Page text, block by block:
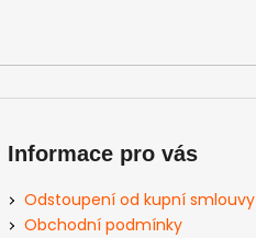
Informace pro vás
Odstoupení od kupní smlouvy
Obchodní podmínky